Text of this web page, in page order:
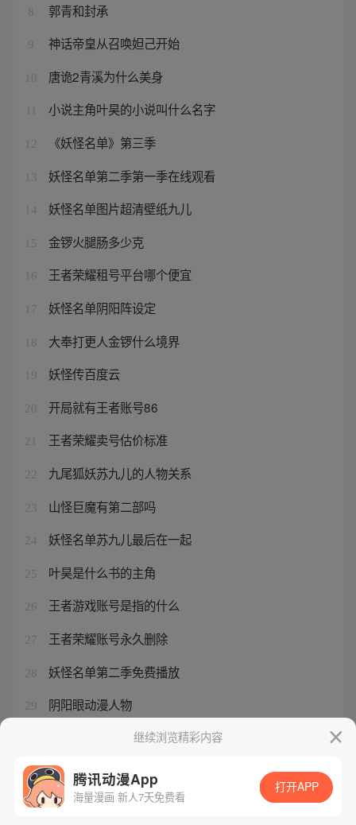
8 郭青和封承
9 神话帝皇从召唤妲己开始
10 唐诡2青溪为什么美身
小说主角叶昊的小说叫什么名字
12 《妖怪名单》第三季
13 妖怪名单第二季第一季在线观看
14 妖怪名单图片超清壁纸九儿
15 金锣火腿肠多少克
16 王者荣耀租号平台哪个便宜
17 妖怪名单阴阳阵设定
18 大奉打更人金锣什么境界
19 妖怪传百度云
20 开局就有王者账号86
21 王者荣耀卖号估价标准
22 九尾狐妖苏九儿的人物关系
23 山怪巨魔有第二部吗
24 妖怪名单苏九儿最后在一起
25 叶昊是什么书的主角
26 王者游戏账号是指的什么
27 王者荣耀账号永久删除
28 妖怪名单第二季免费播放
29 阴阳眼动漫人物
妖怪名单第二季三元篇在线观看
继续浏览精彩内容
腾讯动漫App
海量漫画 新人7天免费看
打开APP